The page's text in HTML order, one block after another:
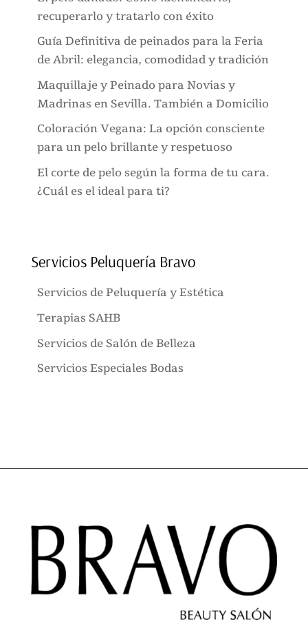
recuperarlo y tratarlo con éxito
Guía Definitiva de peinados para la Feria
de Abril: elegancia, comodidad y tradición
Maquillaje y Peinado para Novias y
Madrinas en Sevilla. También a Domicilio
Coloración Vegana: La opción consciente
para un pelo brillante y respetuoso
El corte de pelo según la forma de tu cara.
¿Cuál es el ideal para ti?
Servicios Peluquería Bravo
Servicios de Peluquería y Estética
Terapias SAHB
Servicios de Salón de Belleza
Servicios Especiales Bodas